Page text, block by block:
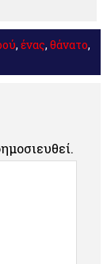
, ένας, θάνατο,